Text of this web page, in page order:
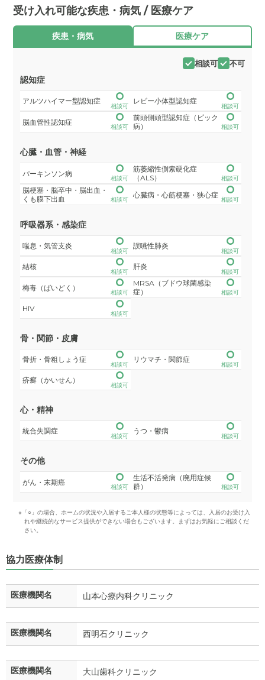
受け入れ可能な疾患・病気 / 医療ケア
疾患・病気 医療ケア
相談可 不可
認知症
アルツハイマー型認知症
相談可
レビー小体型認知症
相談可
脳血管性認知症
相談可
前頭側頭型認知症（ピック
病）
相談可
心臓・血管・神経
パーキンソン病
相談可
筋萎縮性側索硬化症
（ALS）
相談可
脳梗塞・脳卒中・脳出血・
くも膜下出血
相談可
心臓病・心筋梗塞・狭心症
相談可
呼吸器系・感染症
喘息・気管支炎
相談可
誤嚥性肺炎
相談可
結核
相談可
肝炎
相談可
梅毒（ばいどく）
相談可
MRSA（ブドウ球菌感染
症）
相談可
HIV
相談可
骨・関節・皮膚
骨折・骨粗しょう症
相談可
リウマチ・関節症
相談可
疥癬（かいせん）
相談可
心・精神
統合失調症
相談可
うつ・鬱病
相談可
その他
がん・末期癌
相談可
生活不活発病（廃用症候
群）
相談可
※「○」の場合、ホームの状況や入居するご本人様の状態等によっては、入居のお受け入
れや継続的なサービス提供ができない場合もございます。まずはお気軽にご相談くだ
さい。
協力医療体制
医療機関名 山本心療内科クリニック
医療機関名 西明石クリニック
医療機関名 大山歯科クリニック